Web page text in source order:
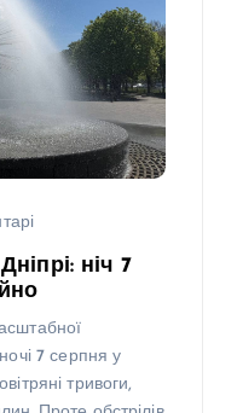
ніч 7
7 серпня у
тривоги,